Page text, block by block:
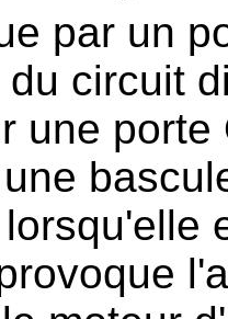
par un
circuit
une